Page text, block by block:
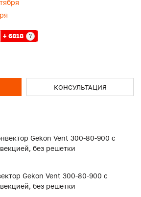
+ 6818 ?
КОНСУЛЬТАЦИЯ
Gekon Vent 300-80-900 с
без решетки